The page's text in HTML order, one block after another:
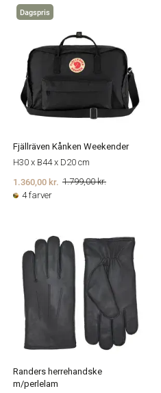
Dagspris
Fjällräven Kånken Weekender
H30 x B44 x D20 cm
1.799,00 kr.
1.360,00 kr.
4 farver
Randers herrehandske
m/perlelam